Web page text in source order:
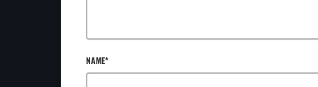
NAME*